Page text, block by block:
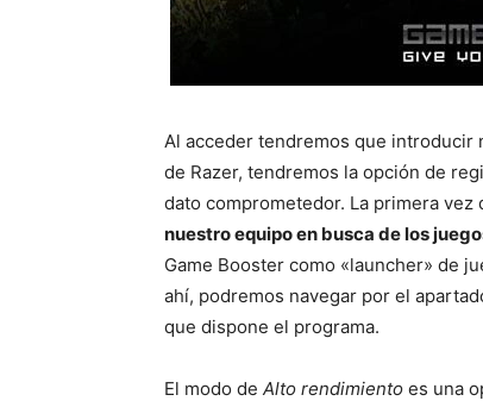
Al acceder tendremos que introducir
de Razer, tendremos la opción de
dato comprometedor. La primera
nuestro equipo en busca de los
Game Booster como «launcher» de
ahí, podremos navegar por el
que dispone el programa.
El modo de Alto rendimiento es una